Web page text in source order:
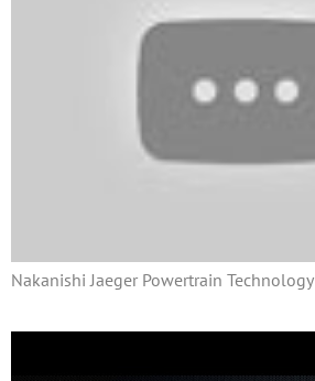
Nakanishi Jaeger Powertrain Technology